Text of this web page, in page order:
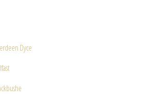
Dyce